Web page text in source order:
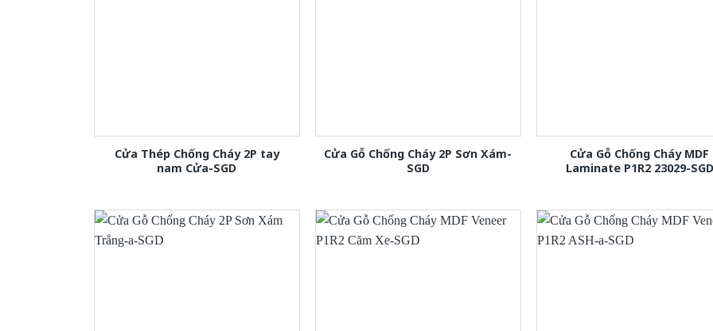
Cửa Thép Chống Cháy 2P tay
nam Cửa-SGD
Cửa Gỗ Chống Cháy 2P Sơn Xám-
SGD
Cửa Gỗ Chống Cháy MDF
Laminate P1R2 23029-SGD